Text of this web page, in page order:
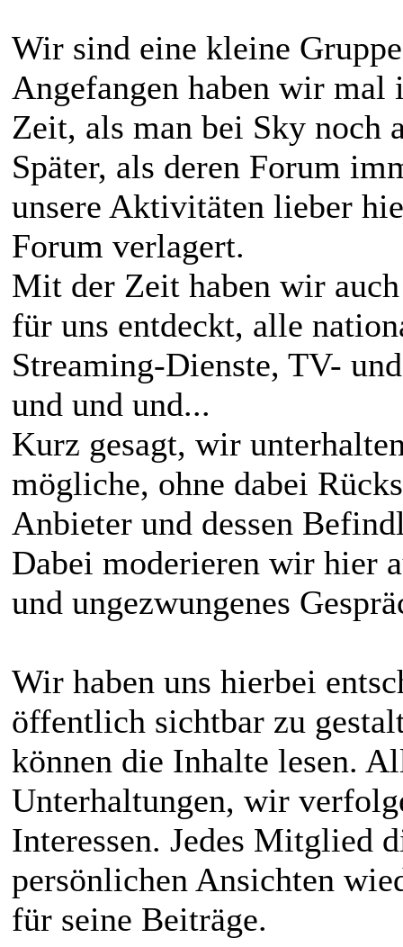
Wir sind eine kleine
Angefangen haben wir
Zeit, als man bei Sky noch
Später, als deren Forum
unsere Aktivitäten lieber
Forum verlagert.
Mit der Zeit haben wir
für uns entdeckt, alle
Streaming-Dienste, TV-
und und und...
Kurz gesagt, wir
mögliche, ohne dabei
Anbieter und dessen
Dabei moderieren wir hier
und ungezwungenes
Wir haben uns hierbei
öffentlich sichtbar zu
können die Inhalte lesen.
Unterhaltungen, wir
Interessen. Jedes Mitglied
persönlichen Ansichten
für seine Beiträge.